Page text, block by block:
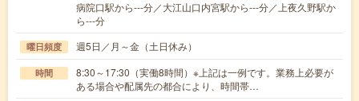
病院口駅から---分／大江山口内宮駅から---分／上夜久野駅か
ら---分
曜日頻度 週5日／月～金（土日休み）
時間
8:30～17:30（実働8時間）※上記は一例です。業務上必要が
ある場合や配属先の都合により、時間帯…